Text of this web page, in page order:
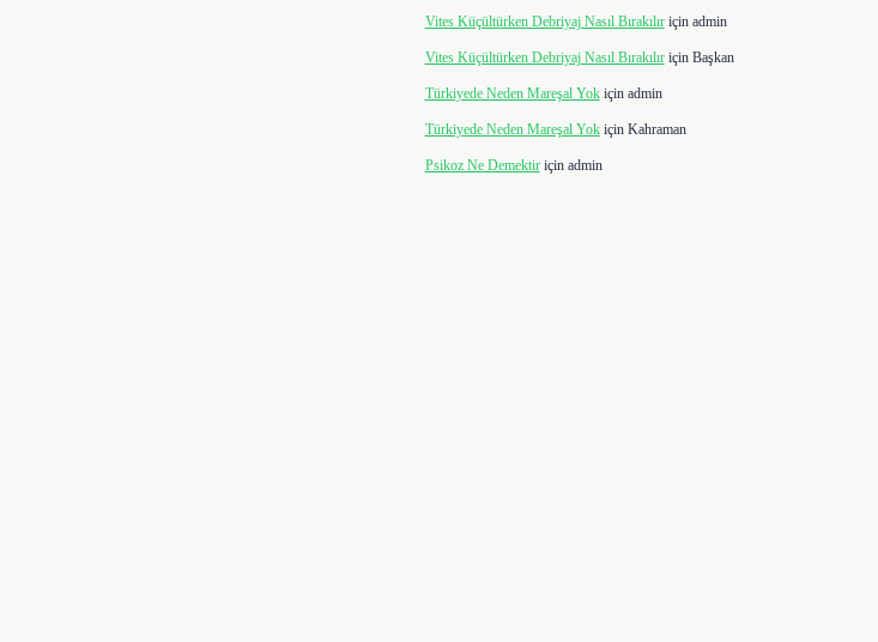
Vites Küçültürken Debriyaj Nasıl Bırakılıriçin admin
Vites Küçültürken Debriyaj Nasıl Bırakılıriçin Başkan
Türkiyede Neden Mareşal Yokiçin admin
Türkiyede Neden Mareşal Yokiçin Kahraman
Psikoz Ne Demektiriçin admin